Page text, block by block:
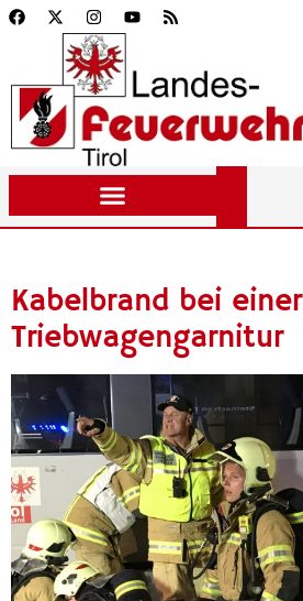
Kabelbrand bei einer
Triebwagengarnitur